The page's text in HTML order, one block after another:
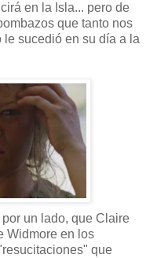
en la Isla... pero de
que tanto nos
sucedió en su día a la
un lado, que Claire
Widmore en los
que